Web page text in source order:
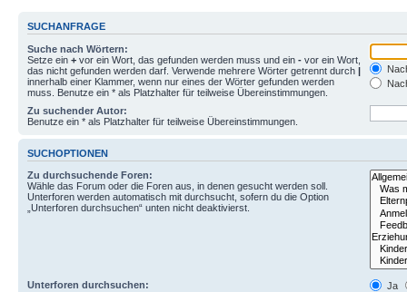
SUCHANFRAGE
Suche nach Wörtern:
Setze ein + vor ein Wort, das gefunden werden muss und ein - vor ein Wort,
das nicht gefunden werden darf. Verwende mehrere Wörter getrennt durch |
innerhalb einer Klammer, wenn nur eines der Wörter gefunden werden
muss. Benutze ein * als Platzhalter für teilweise Übereinstimmungen.
Zu suchender Autor:
Benutze ein * als Platzhalter für teilweise Übereinstimmungen.
SUCHOPTIONEN
Zu durchsuchende Foren:
Wähle das Forum oder die Foren aus, in denen gesucht werden soll.
Unterforen werden automatisch mit durchsucht, sofern du die Option
„Unterforen durchsuchen“ unten nicht deaktivierst.
Unterforen durchsuchen:
Ja